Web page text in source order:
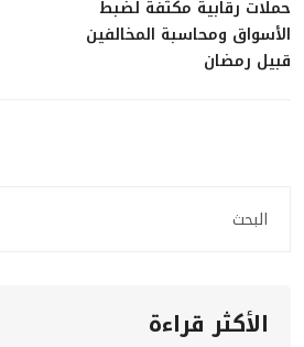
حملات رقابية مكثفة لضبط
الأسواق ومحاسبة المخالفين
قبيل رمضان
الأكثر قراءة